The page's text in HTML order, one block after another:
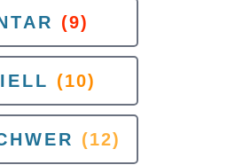
(9)
(10)
(12)